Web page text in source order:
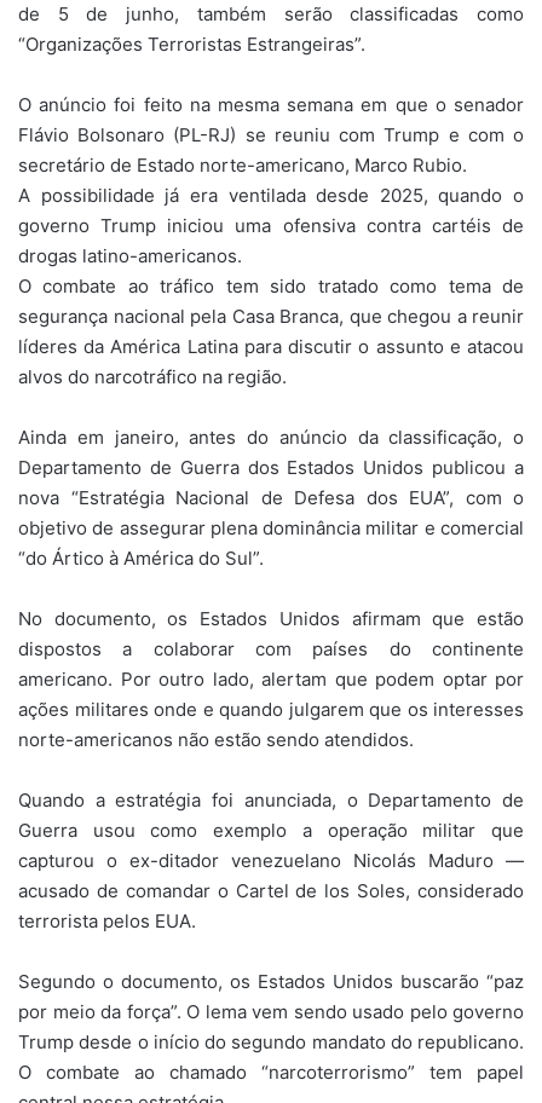
de 5 de junho, também serão classificadas como
“Organizações Terroristas Estrangeiras”.
O anúncio foi feito na mesma semana em que o senador
Flávio Bolsonaro (PL-RJ) se reuniu com Trump e com o
secretário de Estado norte-americano, Marco Rubio.
A possibilidade já era ventilada desde 2025, quando o
governo Trump iniciou uma ofensiva contra cartéis de
drogas latino-americanos.
O combate ao tráfico tem sido tratado como tema de
segurança nacional pela Casa Branca, que chegou a reunir
líderes da América Latina para discutir o assunto e atacou
alvos do narcotráfico na região.
Ainda em janeiro, antes do anúncio da classificação, o
Departamento de Guerra dos Estados Unidos publicou a
nova “Estratégia Nacional de Defesa dos EUA”, com o
objetivo de assegurar plena dominância militar e comercial
“do Ártico à América do Sul”.
No documento, os Estados Unidos afirmam que estão
dispostos a colaborar com países do continente
americano. Por outro lado, alertam que podem optar por
ações militares onde e quando julgarem que os interesses
norte-americanos não estão sendo atendidos.
Quando a estratégia foi anunciada, o Departamento de
Guerra usou como exemplo a operação militar que
capturou o ex-ditador venezuelano Nicolás Maduro —
acusado de comandar o Cartel de los Soles, considerado
terrorista pelos EUA.
Segundo o documento, os Estados Unidos buscarão “paz
por meio da força”. O lema vem sendo usado pelo governo
Trump desde o início do segundo mandato do republicano.
O combate ao chamado “narcoterrorismo” tem papel